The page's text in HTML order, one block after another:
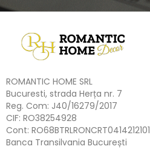
ROMANTIC HOME SRL
Bucuresti, strada Herța nr. 7
Reg. Com: J40/16279/2017
CIF: RO38254928
Cont: RO68BTRLRONCRT0414212101
Banca Transilvania București